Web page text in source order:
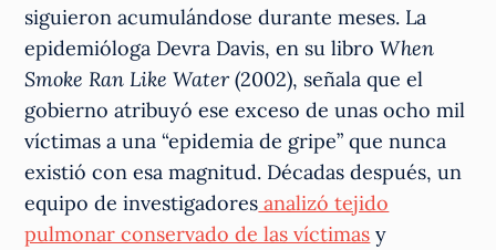
siguieron acumulándose durante meses. La
epidemióloga Devra Davis, en su libroWhen
Smoke Ran Like Water(2002), señala que el
gobierno atribuyó ese exceso de unas ocho mil
víctimas a una “epidemia de gripe” que nunca
existió con esa magnitud. Décadas después, un
equipo de investigadores analizó tejido
pulmonar conservado de las víctimas y